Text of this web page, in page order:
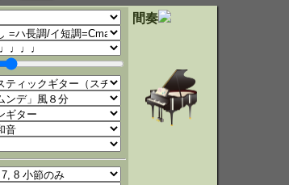
間奏